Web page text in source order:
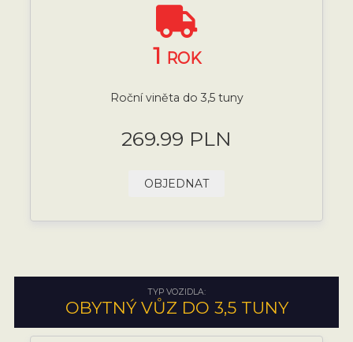
1 ROK
Roční viněta do 3,5 tuny
269.99 PLN
OBJEDNAT
TYP VOZIDLA:
OBYTNÝ VŮZ DO 3,5 TUNY